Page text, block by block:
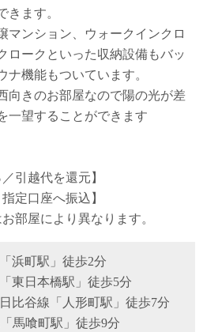
きます。
マンション、ウォークインクロ
ロークといった収納設備もバッ
ナ機能もついています。
向きのお部屋なので陽の光が差
一望することができます
引越代を還元】
定口座へ振込】
部屋により異なります。
浜町駅」徒歩2分
東日本橋駅」徒歩5分
比谷線「人形町駅」徒歩7分
馬喰町駅」徒歩9分